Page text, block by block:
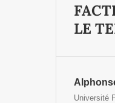
LE
Université